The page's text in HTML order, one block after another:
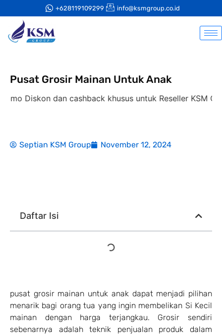
+628119109299 info@ksmgroup.co.id
Pusat Grosir Mainan Untuk Anak
Diskon dan cashback khusus untuk Reseller KSM Group,
Septian KSM Group November 12, 2024
Daftar Isi
pusat grosir mainan untuk anak dapat menjadi pilihan
menarik bagi orang tua yang ingin membelikan Si Kecil
mainan dengan harga terjangkau. Grosir sendiri
sebenarnya adalah teknik penjualan produk dalam